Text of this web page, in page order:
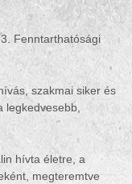
Fenntarthatósági
szakmai siker és
legkedvesebb,
hívta életre, a
megteremtve